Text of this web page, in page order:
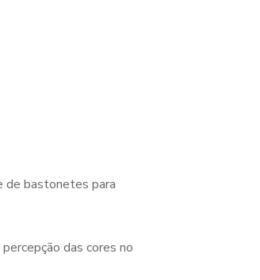
de bastonetes para
das cores no